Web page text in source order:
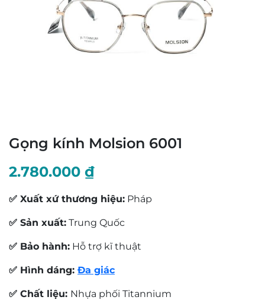
Gọng kính Molsion 6001
2.780.000 ₫
✅ Xuất xứ thương hiệu: Pháp
✅ Sản xuất: Trung Quốc
✅ Bảo hành: Hỗ trợ kĩ thuật
✅ Hình dáng: Đa giác
✅ Chất liệu: Nhựa phối Titannium